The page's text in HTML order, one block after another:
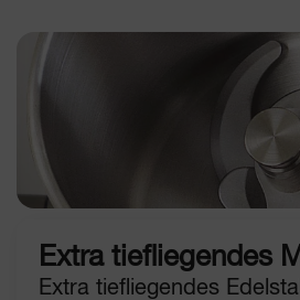
Extra tiefliegendes
Extra tiefliegendes